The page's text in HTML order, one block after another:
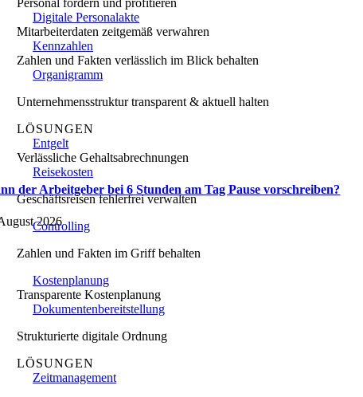
Personal fördern und profitieren
Digitale Personalakte
Mitarbeiterdaten zeitgemäß verwahren
Kennzahlen
Zahlen und Fakten verlässlich im Blick behalten
Organigramm
Unternehmensstruktur transparent & aktuell halten
LÖSUNGEN
Entgelt
Verlässliche Gehaltsabrechnungen
Reisekosten
Geschäftsreisen fehlerfrei verwalten
Controlling
Zahlen und Fakten im Griff behalten
Kostenplanung
Transparente Kostenplanung
Dokumentenbereitstellung
Strukturierte digitale Ordnung
LÖSUNGEN
Zeitmanagement
der Arbeitgeber bei 6 Stunden am Tag Pause vorschreiben?
2026